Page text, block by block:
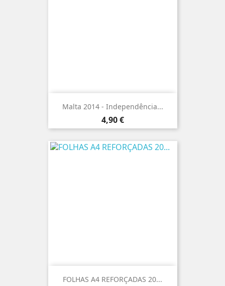
Malta 2014 - Independência...
Preço
4,90 €
FOLHAS A4 REFORÇADAS 20...